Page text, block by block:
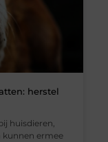
herstel
huisdieren,
ermee